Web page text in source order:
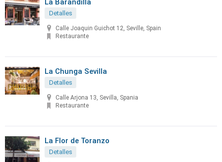
La Barandilla
Detalles
Calle Joaquin Guichot 12, Seville, Spain
Restaurante
La Chunga Sevilla
Detalles
Calle Arjona 13, Sevilla, Spania
Restaurante
La Flor de Toranzo
Detalles